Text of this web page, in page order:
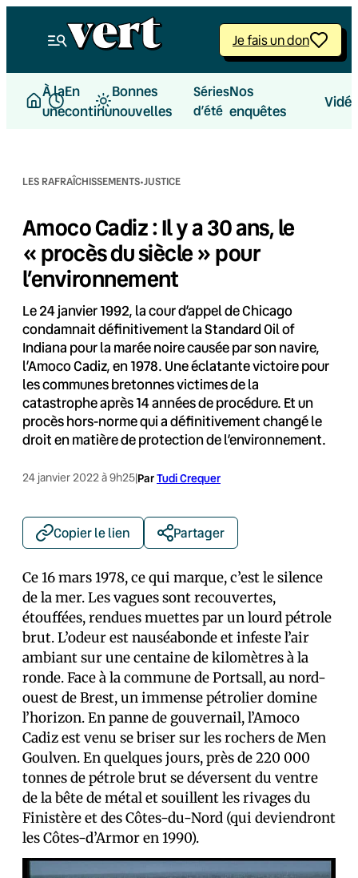
Je fais un don
À la
une
En
continu
Bonnes
nouvelles
Séries
d’été
Nos
enquêtes
LES RAFRAÎCHISSEMENTS·JUSTICE
Amoco Cadiz : Il y a 30 ans, le
« procès du siècle » pour
l’environnement
Le 24 janvier 1992, la cour d’appel de Chicago
condamnait définitivement la Standard Oil of
Indiana pour la marée noire causée par son navire,
l’Amoco Cadiz, en 1978. Une éclatante victoire pour
les communes bretonnes victimes de la
catastrophe après 14 années de procédure. Et un
procès hors-norme qui a définitivement changé le
droit en matière de protection de l’environnement.
24 janvier 2022 à 9h25|ParTudi Crequer
Copier le lien Partager
Ce 16 mars 1978, ce qui marque, c’est le silence
de la mer. Les vagues sont recouvertes,
étouffées, rendues muettes par un lourd pétrole
brut. L’odeur est nauséabonde et infeste l’air
ambiant sur une centaine de kilomètres à la
ronde. Face à la commune de Portsall, au nord-
ouest de Brest, un immense pétrolier domine
l’horizon. En panne de gouvernail, l’Amoco
Cadiz est venu se briser sur les rochers de Men
Goulven. En quelques jours, près de 220 000
tonnes de pétrole brut se déversent du ventre
de la bête de métal et souillent les rivages du
Finistère et des Côtes-du-Nord (qui deviendront
les Côtes-d’Armor en 1990).